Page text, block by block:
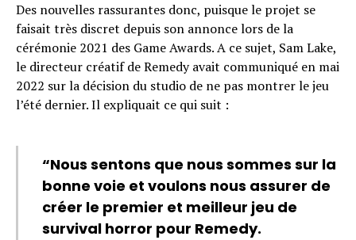
Des nouvelles rassurantes donc, puisque le projet se
faisait très discret depuis son annonce lors de la
cérémonie 2021 des Game Awards. A ce sujet, Sam Lake,
le directeur créatif de Remedy avait communiqué en mai
2022 sur la décision du studio de ne pas montrer le jeu
l’été dernier. Il expliquait ce qui suit :
“Nous sentons que nous sommes sur la
bonne voie et voulons nous assurer de
créer le premier et meilleur jeu de
survival horror pour Remedy.